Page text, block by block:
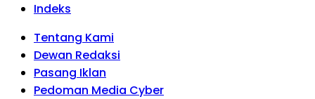
Indeks
Tentang Kami
Dewan Redaksi
Pasang Iklan
Pedoman Media Cyber